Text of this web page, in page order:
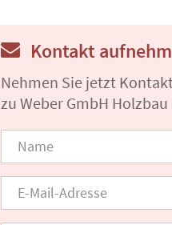
Kontakt
Nehmen Sie jetzt
zu Weber GmbH Holzbau